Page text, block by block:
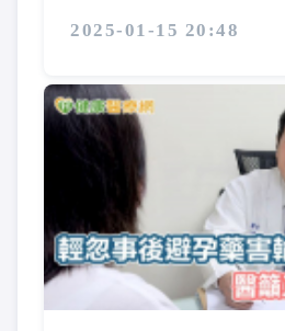
2025-01-15 20:48